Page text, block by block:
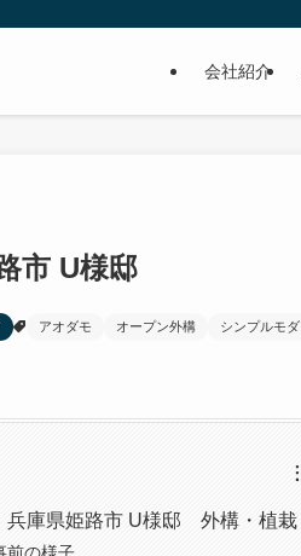
会社紹介
市 U様邸
アオダモ オープン外構 シンプルモダ
兵庫県姫路市 U様邸 外構・植栽